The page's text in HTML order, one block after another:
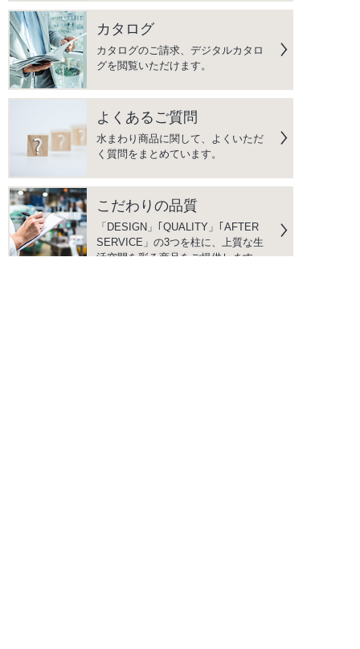
カタログ
カタログのご請求、デジタルカタロ
グを閲覧いただけます。
よくあるご質問
水まわり商品に関して、よくいただ
く質問をまとめています。
こだわりの品質
「DESIGN」｢QUALITY」｢AFTER
SERVICE」の3つを柱に、上質な生
活空間を彩る商品をご提供します。